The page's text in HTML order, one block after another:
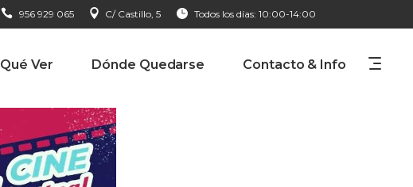
956 929 065 C/ Castillo, 5 Todos los días: 10:00-14:00
Qué Ver Dónde Quedarse Contacto & Info